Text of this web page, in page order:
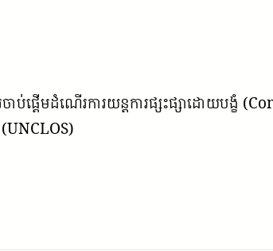
ចាប់ផ្តើមដំណើរការយន្តការផ្សះផ្សាដោយបង្